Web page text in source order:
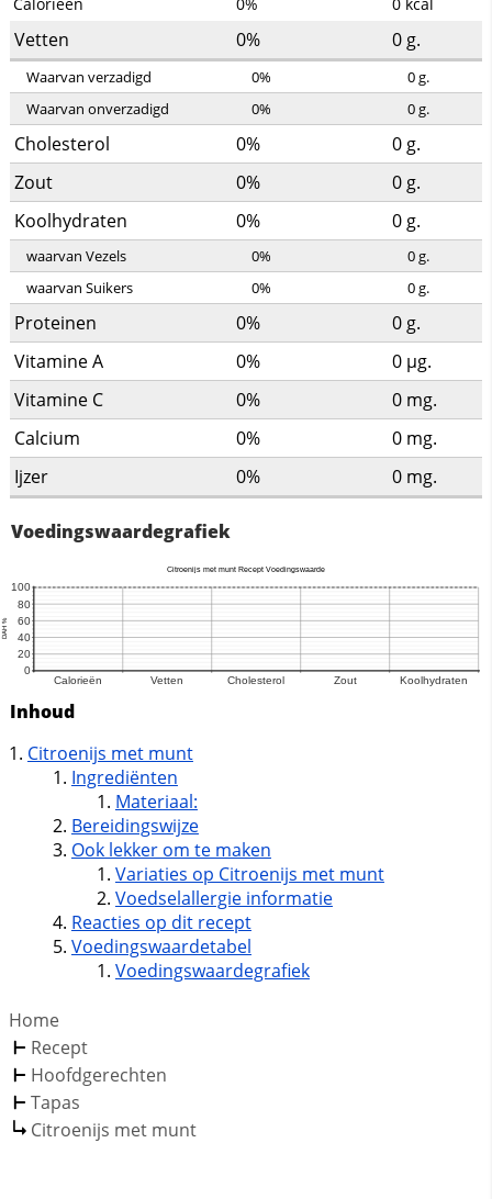
Calorieën 0% 0 kcal
Vetten 0% 0g.
Waarvan verzadigd 0% 0g.
Waarvan onverzadigd
0% 0g.
Cholesterol 0% 0g.
Zout
0% 0g.
Koolhydraten
0% 0g.
waarvan Vezels 0% 0g.
waarvan Suikers
0% 0g.
Proteinen 0% 0g.
Vitamine A
0% 0 µg.
Vitamine C
0% 0 mg.
Calcium
0% 0 mg.
Ijzer
0% 0 mg.
Voedingswaardegrafiek
Inhoud
Citroenijs met munt
Ingrediënten
Materiaal:
Bereidingswijze
Ook lekker om te maken
Variaties op Citroenijs met munt
Voedselallergie informatie
Reacties op dit recept
Voedingswaardetabel
Voedingswaardegrafiek
Home
Recept
Hoofdgerechten
Tapas
Citroenijs met munt